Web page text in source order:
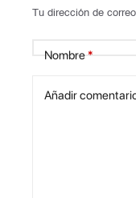
Tu dirección de
Nombre*
Añadir